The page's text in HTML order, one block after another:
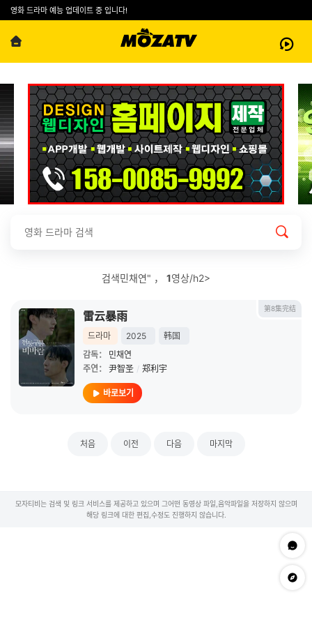
영화 드라마 예능 업데이트 중 입니다!
검색민채연" ， 1영상/h2>
第8集完结
雷云暴雨
드라마 2025
韩国
감독：
민채연
주연：
尹智圣 / 郑利宇
바로보기
처음 이전 다음 마지막
모자티비는 검색 및 링크 서비스를 제공하고 있으며 그어떤 동영상 파일,음악파일을 저장하지 않으며
해당 링크에 대한 편집,수정도 진행하지 않습니다.
문의하
app